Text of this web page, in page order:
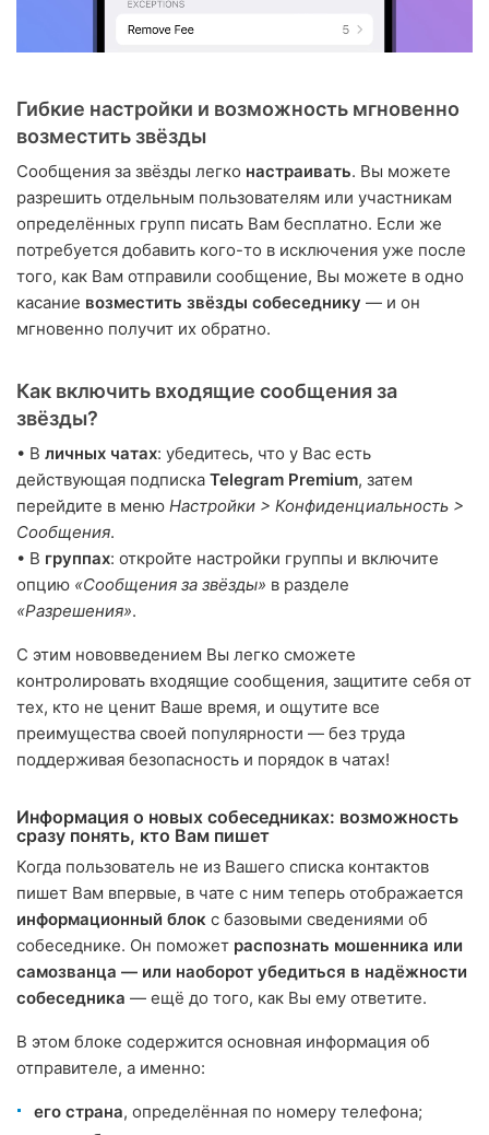
Гибкие настройки и возможность мгновенно
возместить звёзды
Сообщения за звёзды легко настраивать. Вы можете
разрешить отдельным пользователям или участникам
определённых групп писать Вам бесплатно. Если же
потребуется добавить кого-то в исключения уже после
того, как Вам отправили сообщение, Вы можете в одно
касание возместить звёзды собеседнику — и он
мгновенно получит их обратно.
Как включить входящие сообщения за
звёзды?
• В личных чатах: убедитесь, что у Вас есть
действующая подписка Telegram Premium, затем
перейдите в меню Настройки > Конфиденциальность >
Сообщения.
• В группах: откройте настройки группы и включите
опцию «Сообщения за звёзды» в разделе
«Разрешения».
С этим нововведением Вы легко сможете
контролировать входящие сообщения, защитите себя от
тех, кто не ценит Ваше время, и ощутите все
преимущества своей популярности — без труда
поддерживая безопасность и порядок в чатах!
Информация о новых собеседниках: возможность
сразу понять, кто Вам пишет
Когда пользователь не из Вашего списка контактов
пишет Вам впервые, в чате с ним теперь отображается
информационный блок с базовыми сведениями об
собеседнике. Он поможет распознать мошенника или
самозванца — или наоборот убедиться в надёжности
собеседника — ещё до того, как Вы ему ответите.
В этом блоке содержится основная информация об
отправителе, а именно:
его страна, определённая по номеру телефона;